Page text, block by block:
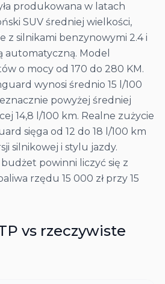
produkowana w latach
SUV średniej wielkości,
z silnikami benzynowymi 2.4 i
automatyczną. Model
o mocy od 170 do 280 KM.
wynosi średnio 15 l/100
powyżej średniej
14,8 l/100 km. Realne zużycie
sięga od 12 do 18 l/100 km
silnikowej i stylu jazdy.
powinni liczyć się z
rzędu 15 000 zł przy 15
vs rzeczywiste